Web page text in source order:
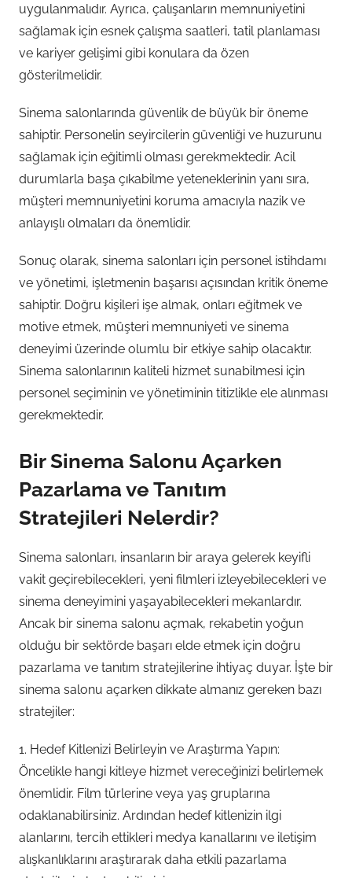
uygulanmalıdır. Ayrıca, çalışanların memnuniyetini
sağlamak için esnek çalışma saatleri, tatil planlaması
ve kariyer gelişimi gibi konulara da özen
gösterilmelidir.
Sinema salonlarında güvenlik de büyük bir öneme
sahiptir. Personelin seyircilerin güvenliği ve huzurunu
sağlamak için eğitimli olması gerekmektedir. Acil
durumlarla başa çıkabilme yeteneklerinin yanı sıra,
müşteri memnuniyetini koruma amacıyla nazik ve
anlayışlı olmaları da önemlidir.
Sonuç olarak, sinema salonları için personel istihdamı
ve yönetimi, işletmenin başarısı açısından kritik öneme
sahiptir. Doğru kişileri işe almak, onları eğitmek ve
motive etmek, müşteri memnuniyeti ve sinema
deneyimi üzerinde olumlu bir etkiye sahip olacaktır.
Sinema salonlarının kaliteli hizmet sunabilmesi için
personel seçiminin ve yönetiminin titizlikle ele alınması
gerekmektedir.
Bir Sinema Salonu Açarken
Pazarlama ve Tanıtım
Stratejileri Nelerdir?
Sinema salonları, insanların bir araya gelerek keyifli
vakit geçirebilecekleri, yeni filmleri izleyebilecekleri ve
sinema deneyimini yaşayabilecekleri mekanlardır.
Ancak bir sinema salonu açmak, rekabetin yoğun
olduğu bir sektörde başarı elde etmek için doğru
pazarlama ve tanıtım stratejilerine ihtiyaç duyar. İşte bir
sinema salonu açarken dikkate almanız gereken bazı
stratejiler:
1. Hedef Kitlenizi Belirleyin ve Araştırma Yapın:
Öncelikle hangi kitleye hizmet vereceğinizi belirlemek
önemlidir. Film türlerine veya yaş gruplarına
odaklanabilirsiniz. Ardından hedef kitlenizin ilgi
alanlarını, tercih ettikleri medya kanallarını ve iletişim
alışkanlıklarını araştırarak daha etkili pazarlama